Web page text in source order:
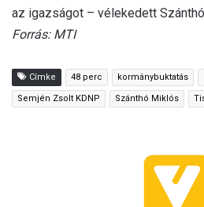
az igazságot – vélekedett
Forrás: MTI
Címke 48 perc kormánybuktatás
Semjén Zsolt KDNP Szánthó Miklós